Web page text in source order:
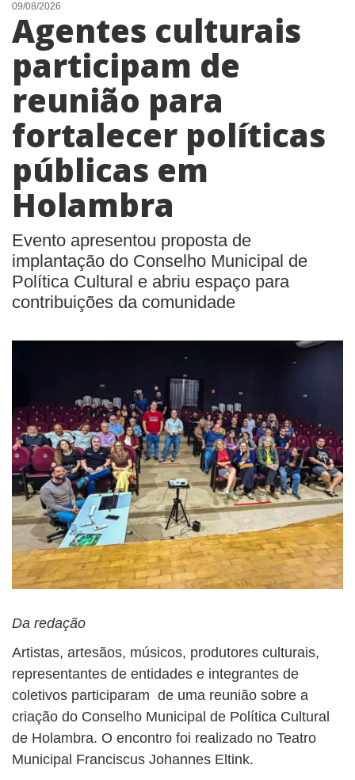
09/08/2026
Agentes culturais
participam de
reunião para
fortalecer políticas
públicas em
Holambra
Evento apresentou proposta de
implantação do Conselho Municipal de
Política Cultural e abriu espaço para
contribuições da comunidade
Da redação
Artistas, artesãos, músicos, produtores culturais,
representantes de entidades e integrantes de
coletivos participaram de uma reunião sobre a
criação do Conselho Municipal de Política Cultural
de Holambra. O encontro foi realizado no Teatro
Municipal Franciscus Johannes Eltink.